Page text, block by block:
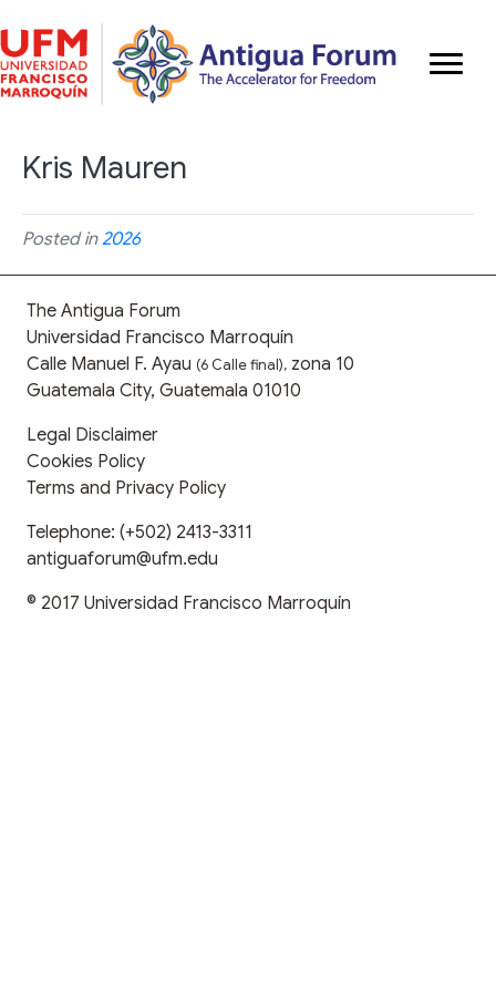
Kris Mauren
Posted in2026
The Antigua Forum
Universidad Francisco Marroquín
Calle Manuel F. Ayau (6 Calle final), zona 10
Guatemala City, Guatemala 01010
Legal Disclaimer
Cookies Policy
Terms and Privacy Policy
Telephone: (+502) 2413-3311
antiguaforum@ufm.edu
© 2017 Universidad Francisco Marroquín